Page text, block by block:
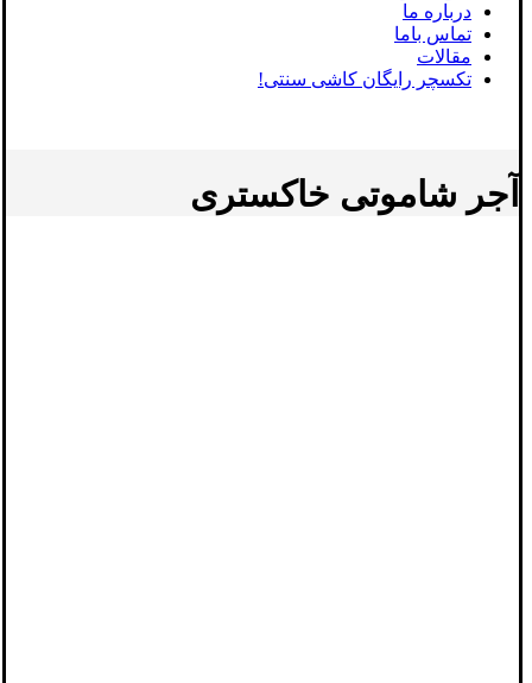
درباره ما
تماس باما
مقالات
تکسچر رایگان کاشی سنتی!
آجر شاموتی خاکستری